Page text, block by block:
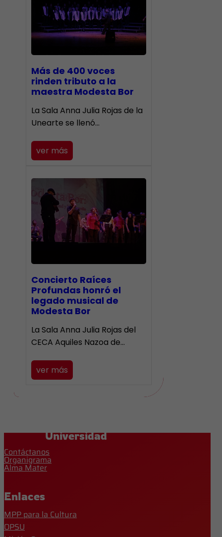
Más de 400 voces
rinden tributo a la
maestra Modesta Bor
​La Sala Anna Julia Rojas de la
Unearte se llenó…
ver más
​Concierto Raíces
Profundas honró el
legado musical de
Modesta Bor
La Sala Anna Julia Rojas del
CECA Aquiles Nazoa de…
ver más
Universidad
Contáctanos
Organigrama
Alma Mater
Enlaces
MPP para la Cultura
OPSU